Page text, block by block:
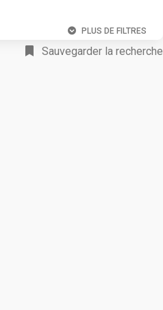
PLUS DE FILTRES
Sauvegarder la recherche